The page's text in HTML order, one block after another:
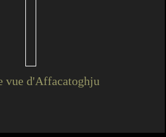
vue d'Affacatoghju